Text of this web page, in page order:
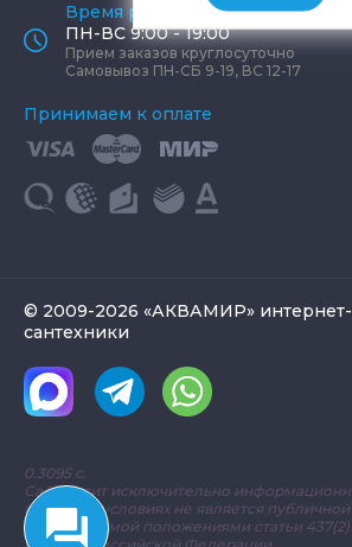
Время работы офиса
ПН-ВС 9:00 - 19:00
Прием заказов круглосуточно
Самовывоз ПН-СБ 9-19, ВС 12-17
Принимаем к оплате
© 2009-2026 «АКВАМИР» интернет-
сантехники
0.3095 с.
Сайт носит исключительно
при каких условиях не является
определяемой положениями статьи 437(2)